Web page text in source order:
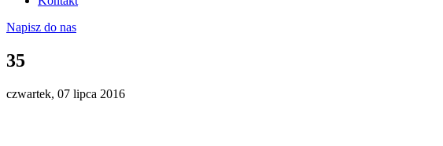
Napisz do nas
35
czwartek, 07 lipca 2016